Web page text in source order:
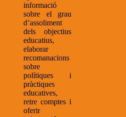
informació
sobre el grau
d’assoliment
dels objectius
educatius,
elaborar
recomanacions
sobre
polítiques i
pràctiques
educatives,
retre comptes i
oferir